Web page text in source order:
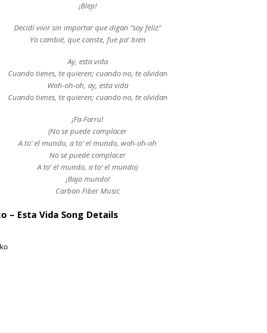
¡Blep!
Decidí vivir sin importar que digan “soy feliz”
Yo cambié, que conste, fue pa’ bien
Ay, esta vida
Cuando tienes, te quieren; cuando no, te olvidan
Woh-oh-oh, ay, esta vida
Cuando tienes, te quieren; cuando no, te olvidan
¡Fa-Farru!
(No se puede complacer
A to’ el mundo, a to’ el mundo, woh-oh-oh
No se puede complacer
A to’ el mundo, a to’ el mundo)
¡Bajo mundo!
Carbon Fiber Music
– Esta Vida Song Details